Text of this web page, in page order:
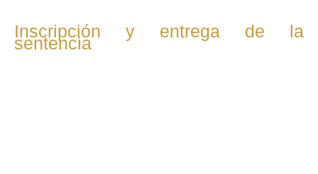
Inscripción y entrega de la
sentencia